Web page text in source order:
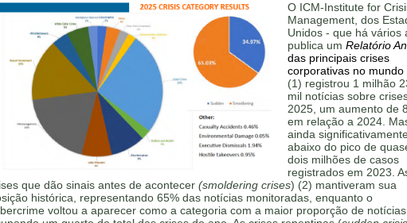
O ICM-Institute for
Management, dos
Unidos - que há vários
publica um Relatório
das principais crises
corporativas no mundo
(1) registrou 1 milhão
mil notícias sobre
2025, um aumento de
em relação a 2024.
ainda
abaixo do pico de
dois milhões de casos
registrados em 2023.
que dão sinais antes de acontecer (smoldering crises) (2) mantiveram sua
histórica, representando 65% das notícias monitoradas, enquanto o
voltou a aparecer como a categoria com a maior proporção de notícias,